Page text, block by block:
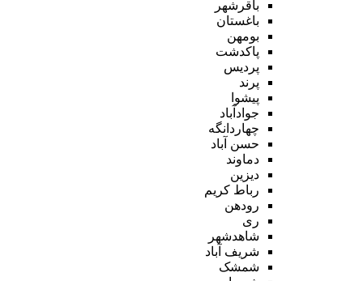
باقرشهر
باغستان
بومهن
پاکدشت
پردیس
پرند
پیشوا
جوادآباد
چهاردانگه
حسن آباد
دماوند
دیزین
رباط کریم
رودهن
ری
شاهدشهر
شریف آباد
شمشک